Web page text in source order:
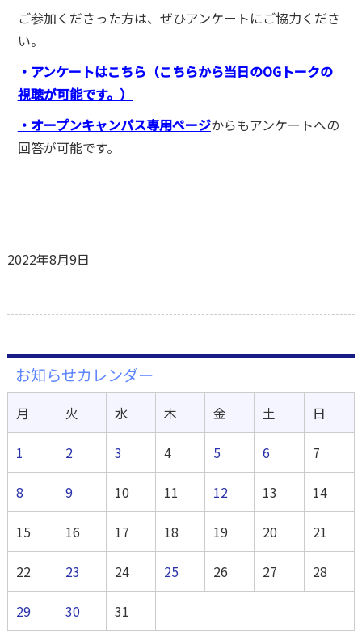
ご参加くださった方は、ぜひアンケートにご協力くださ
い。
・アンケートはこちら（こちらから当日のOGトークの
視聴が可能です。）
・オープンキャンパス専用ページからもアンケートへの
回答が可能です。
2022年8月9日
お知らせカレンダー
月 火 水 木 金 土 日
1 2 3 4 5 6 7
8 9 10 11 12 13 14
15 16 17 18 19 20 21
22 23 24 25 26 27 28
29 30 31